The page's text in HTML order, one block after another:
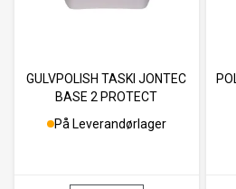
GULVPOLISH TASKI JONTEC
BASE 2 PROTECT
På Leverandørlager